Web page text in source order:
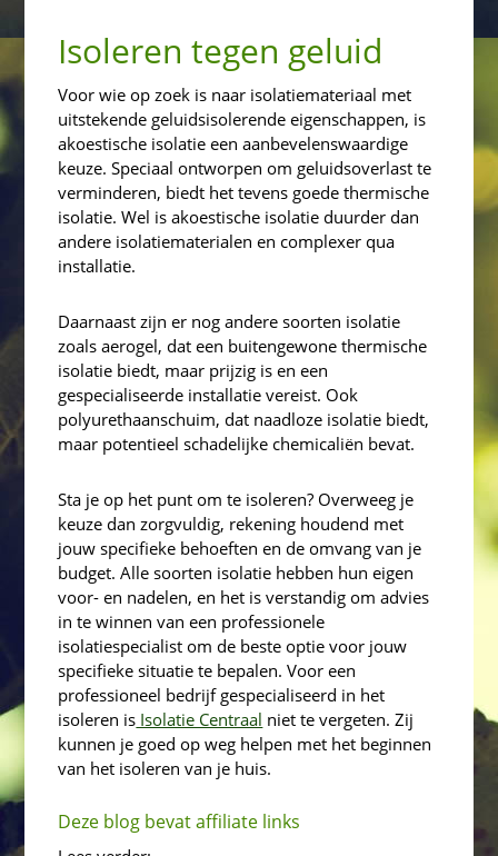
Isoleren tegen geluid
Voor wie op zoek is naar isolatiemateriaal met
uitstekende geluidsisolerende eigenschappen, is
akoestische isolatie een aanbevelenswaardige
keuze. Speciaal ontworpen om geluidsoverlast te
verminderen, biedt het tevens goede thermische
isolatie. Wel is akoestische isolatie duurder dan
andere isolatiematerialen en complexer qua
installatie.
Daarnaast zijn er nog andere soorten isolatie
zoals aerogel, dat een buitengewone thermische
isolatie biedt, maar prijzig is en een
gespecialiseerde installatie vereist. Ook
polyurethaanschuim, dat naadloze isolatie biedt,
maar potentieel schadelijke chemicaliën bevat.
Sta je op het punt om te isoleren? Overweeg je
keuze dan zorgvuldig, rekening houdend met
jouw specifieke behoeften en de omvang van je
budget. Alle soorten isolatie hebben hun eigen
voor- en nadelen, en het is verstandig om advies
in te winnen van een professionele
isolatiespecialist om de beste optie voor jouw
specifieke situatie te bepalen. Voor een
professioneel bedrijf gespecialiseerd in het
isoleren is Isolatie Centraal niet te vergeten. Zij
kunnen je goed op weg helpen met het beginnen
van het isoleren van je huis.
Deze blog bevat affiliate links